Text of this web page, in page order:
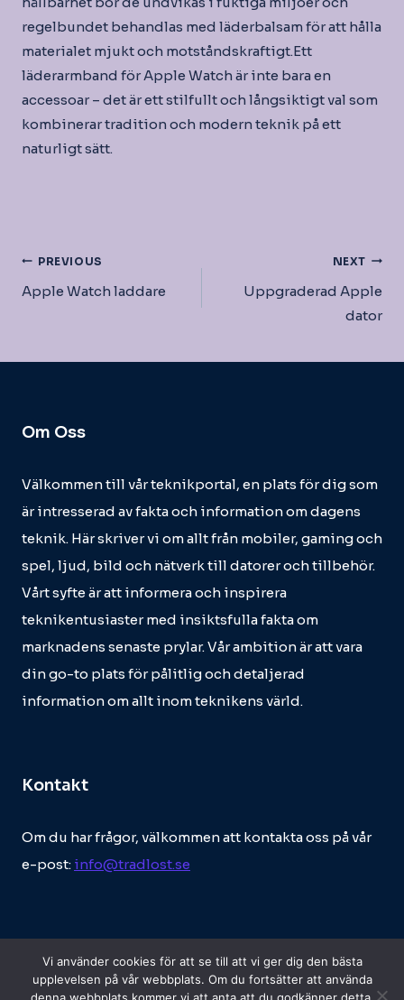
regelbundet behandlas med läderbalsam för att hålla
materialet mjukt och motståndskraftigt.Ett
läderarmband för Apple Watch är inte bara en
accessoar – det är ett stilfullt och långsiktigt val som
kombinerar tradition och modern teknik på ett
naturligt sätt.
Inläggsnavigering
PREVIOUS
Apple Watch laddare
NEXT
Uppgraderad Apple
dator
Om Oss
Välkommen till vår teknikportal, en plats för dig som
är intresserad av fakta och information om dagens
teknik. Här skriver vi om allt från mobiler, gaming och
spel, ljud, bild och nätverk till datorer och tillbehör.
Vårt syfte är att informera och inspirera
teknikentusiaster med insiktsfulla fakta om
marknadens senaste prylar. Vår ambition är att vara
din go-to plats för pålitlig och detaljerad
information om allt inom teknikens värld.
Kontakt
Om du har frågor, välkommen att kontakta oss på vår
e-post: info@tradlost.se
Vi använder cookies för att se till att vi ger dig den bästa
upplevelsen på vår webbplats. Om du fortsätter att använda